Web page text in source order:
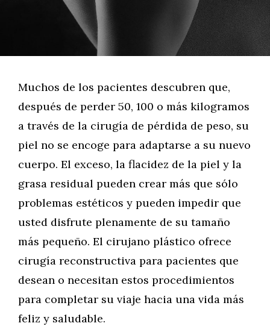
Muchos de los pacientes descubren que,
después de perder 50, 100 o más kilogramos
a través de la cirugía de pérdida de peso, su
piel no se encoge para adaptarse a su nuevo
cuerpo. El exceso, la flacidez de la piel y la
grasa residual pueden crear más que sólo
problemas estéticos y pueden impedir que
usted disfrute plenamente de su tamaño
más pequeño. El cirujano plástico ofrece
cirugía reconstructiva para pacientes que
desean o necesitan estos procedimientos
para completar su viaje hacia una vida más
feliz y saludable.